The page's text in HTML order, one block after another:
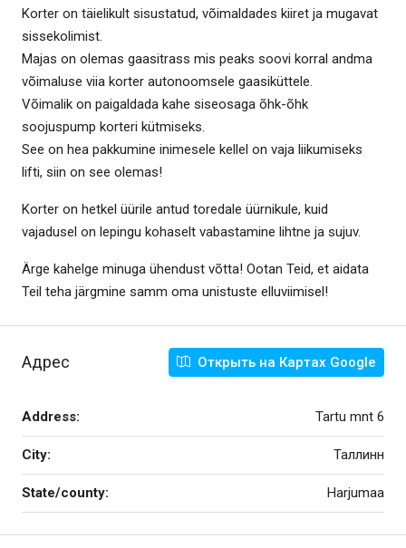
Korter on täielikult sisustatud, võimaldades kiiret ja mugavat
sissekolimist.
Majas on olemas gaasitrass mis peaks soovi korral andma
võimaluse viia korter autonoomsele gaasiküttele.
Võimalik on paigaldada kahe siseosaga õhk-õhk
soojuspump korteri kütmiseks.
See on hea pakkumine inimesele kellel on vaja liikumiseks
lifti, siin on see olemas!
Korter on hetkel üürile antud toredale üürnikule, kuid
vajadusel on lepingu kohaselt vabastamine lihtne ja sujuv.
Ärge kahelge minuga ühendust võtta! Ootan Teid, et aidata
Teil teha järgmine samm oma unistuste elluviimisel!
Адрес Открыть на Картах Google
Address: Tartu mnt 6
City: Таллинн
State/county: Harjumaa